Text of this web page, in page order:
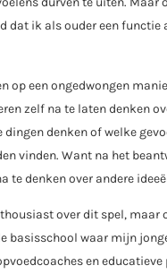
dat ik als ouder een
op een ongedwongen
zelf na te laten denken
denken of welke
vinden. Want na het
te denken over andere
over dit spel, maar
basisschool waar mijn
en educatieve